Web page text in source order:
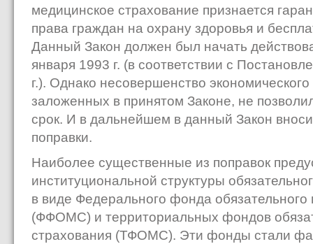
медицинское страхование признается
права граждан на охрану здоровья и
Данный Закон должен был начать
января 1993 г. (в соответствии с
г.). Однако несовершенство
заложенных в принятом Законе, не
срок. И в дальнейшем в данный Закон
поправки.
Наиболее существенные из поправок
институциональной структуры
в виде Федерального фонда обязательного
(ФФОМС) и территориальных фондов
страхования (ТФОМС). Эти фонды стали